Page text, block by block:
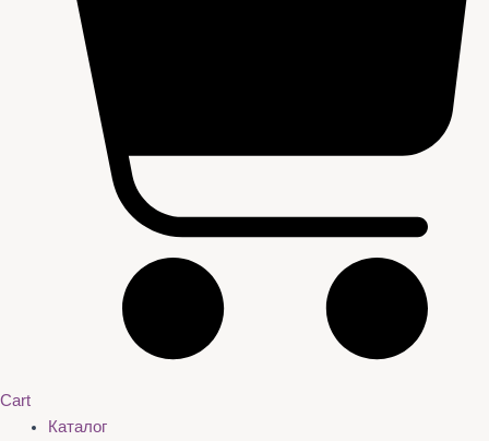
Cart
Каталог